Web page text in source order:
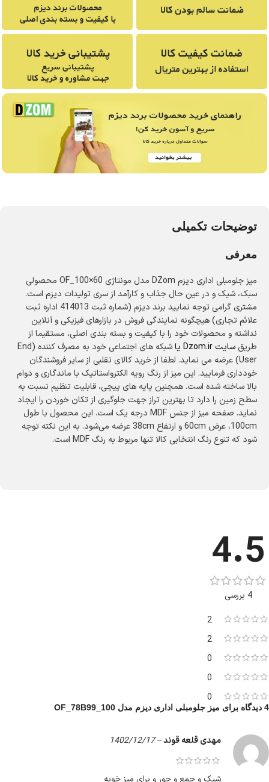
توضیحات تکمیلی
معرفی
میز جلومبلی اداری دیزم DZom مدل مونتاژی OF_100×60 محصولی
سبک، شیک و در عین حال جذاب و کارآمد از سری تولیدات دیزم است.
مشتری گرامی توجه نمایید برند دیزم (شماره ثبت 414013 اداره ثبت
علائم تجاری) هیچگونه نمایندگی فروش در بازارهای فیزیکی و آنلاین
نداشته و محصولات خود را با کیفیت و بسته بندی اصلی، مستقیما از
طریق سایت Dzom.ir یا
شبکه های اجتماعی خود به مصرف کننده (End
User) عرضه می نماید. لطفا از خرید کالای تقلبی از سایر فروشندگان
خودداری فرمایید. این میز از رنگ رویه الکترواستاتیک با ماندگاری و دوام
بالا ساخته شده است. همچنین پایه های پیچی، قابلیت تنظیم نسبت به
سطح زمین را دارد تا بهترین تراز جهت جلوگیری از تکان خوردن را ایجاد
نماید. صفحه میز از جنس MDF درجه یک است. این محصول با طول
100cm، عرض 60cm و ارتفاع 38cm عرضه می‌شود. به این نکته توجه
شود که تنوع رنگ انتخابی کالا تنها مربوط به رنگ MDF است.
4.5
4 بررسی
2
2
0
0
0
4 دیدگاه برای میز جلومبلی اداری دیزم مدل OF_78B99_100
مهدی قلعه قوند–
1402/12/17
شیک و جمع و جور و برای میز خوبه